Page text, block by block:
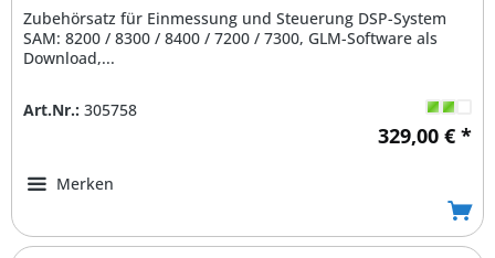
Zubehörsatz für Einmessung und Steuerung DSP-System
SAM: 8200 / 8300 / 8400 / 7200 / 7300, GLM-Software als
Download,...
Art.Nr.: 305758
329,00 € *
Merken